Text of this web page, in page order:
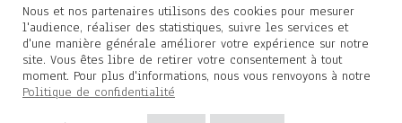
Mentions légales
Livraisons
Contacts
Diane de Polignac
Nous et nos partenaires utilisons des cookies pour mesurer
l'audience, réaliser des statistiques, suivre les services et
d'une manière générale améliorer votre expérience sur notre
site. Vous êtes libre de retirer votre consentement à tout
moment. Pour plus d'informations, nous vous renvoyons à notre
Politique de confidentialité